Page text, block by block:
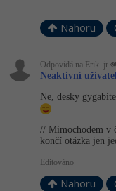
Nahoru
Odpovídá na Erik .jr
Neaktivní uživatel
Ne, desky
// Mimochodem v
končí otázka jen
Editováno
Nahoru